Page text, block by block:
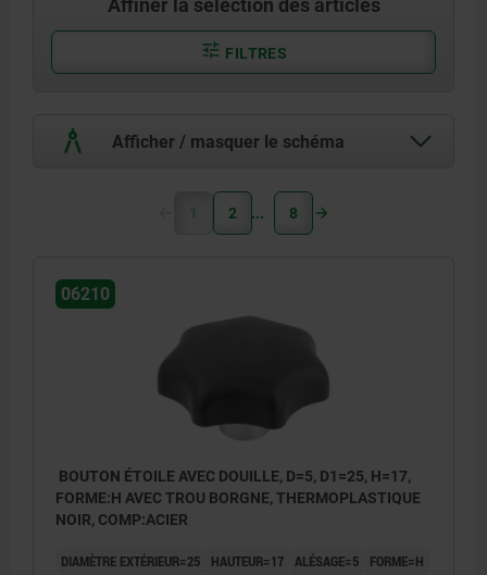
FILTRES
Afficher / masquer le schéma
1 2 8
06210
BOUTON ÉTOILE AVEC DOUILLE, D=5, D1=25, H=17,
FORME:H AVEC TROU BORGNE, THERMOPLASTIQUE
NOIR, COMP:ACIER
DIAMÈTRE EXTÉRIEUR=25 HAUTEUR=17 ALÉSAGE=5
FORME=H